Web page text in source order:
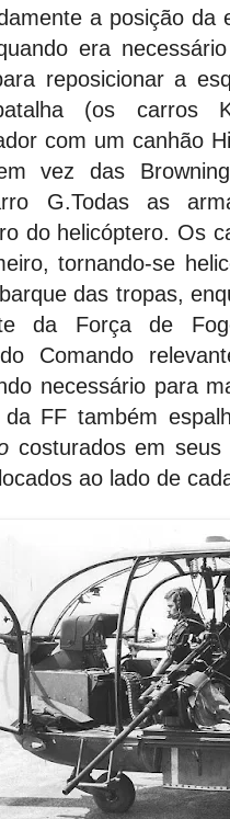
a posição da
era
reposicionar a
(os carros
com um canhão
vez das
G.Todas as
do helicóptero. Os
tornando-se
das tropas,
da Força de
Comando
necessário para
FF também
costurados em seus
ao lado de